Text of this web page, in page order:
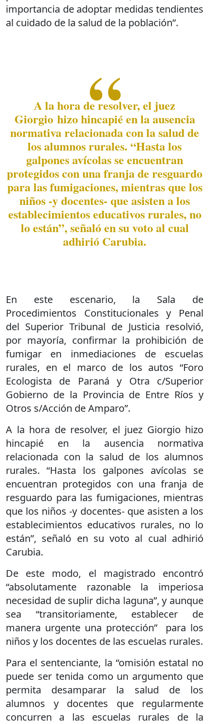
importancia de adoptar medidas tendientes
al cuidado de la salud de la población”.
A la hora de resolver, el juez
Giorgio hizo hincapié en la ausencia
normativa relacionada con la salud de
los alumnos rurales. “Hasta los
galpones avícolas se encuentran
protegidos con una franja de resguardo
para las fumigaciones, mientras que los
niños -y docentes- que asisten a los
establecimientos educativos rurales, no
lo están”, señaló en su voto al cual
adhirió Carubia.
En este escenario, la Sala de
Procedimientos Constitucionales y Penal
del Superior Tribunal de Justicia resolvió,
por mayoría, confirmar la prohibición de
fumigar en inmediaciones de escuelas
rurales, en el marco de los autos “Foro
Ecologista de Paraná y Otra c/Superior
Gobierno de la Provincia de Entre Ríos y
Otros s/Acción de Amparo”.
A la hora de resolver, el juez Giorgio hizo
hincapié en la ausencia normativa
relacionada con la salud de los alumnos
rurales. “Hasta los galpones avícolas se
encuentran protegidos con una franja de
resguardo para las fumigaciones, mientras
que los niños -y docentes- que asisten a los
establecimientos educativos rurales, no lo
están”, señaló en su voto al cual adhirió
Carubia.
De este modo, el magistrado encontró
“absolutamente razonable la imperiosa
necesidad de suplir dicha laguna”, y aunque
sea “transitoriamente, establecer de
manera urgente una protección” para los
niños y los docentes de las escuelas rurales.
Para el sentenciante, la “omisión estatal no
puede ser tenida como un argumento que
permita desamparar la salud de los
alumnos y docentes que regularmente
concurren a las escuelas rurales de la